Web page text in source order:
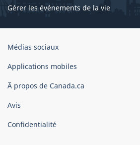
Gérer les événements de la vie
Organisation
gouvernement
Canada
Médias sociaux
Applications mobiles
Ã propos de Canada.ca
Avis
Confidentialité